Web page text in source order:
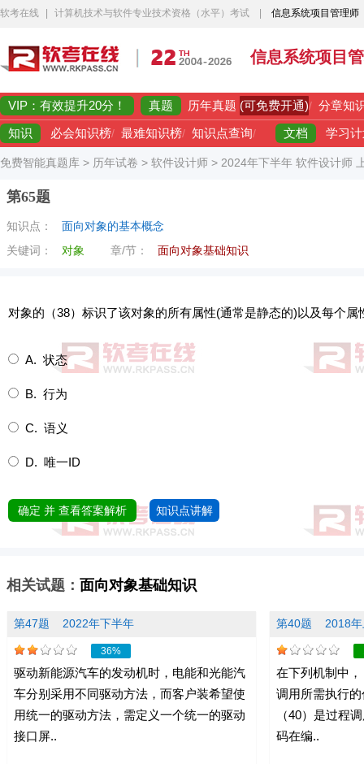
软考在线 计算机技术与软件专业技术资格（水平）考试 信息系统项目管理师
信息系统项目
VIP：有效提升20分！ 真题 历年真题 (可免费开通)/ 分章知
知识 必会知识榜/ 最难知识榜/ 知识点查询/ 文档 学习
免费智能真题库 > 历年试卷 > 软件设计师 > 2024年下半年 软件设计师
第65题
知识点：
面向对象的基本概念
关键词：
对象 章/节： 面向对象基础知识
对象的（38）标识了该对象的所有属性(通常是静态的)以及每个
A. 状态
B. 行为
C. 语义
D. 唯一ID
确定 并 查看答案解析 知识点讲解
相关试题： 面向对象基础知识
第47题 2022年下半年
36%
驱动新能源汽车的发动机时，电能和光能汽
车分别采用不同驱动方法，而客户装希望使
用统一的驱动方法，需定义一个统一的驱动
接口屏..
第40题 2018
在下列机制中
调用所需执行
（40）是过程
码在编..